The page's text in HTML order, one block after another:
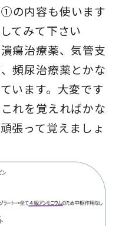
①の内容も使います
てみて下さい
瘍治療薬、気管支
頻尿治療薬とかな
います。大変です
れを覚えればかな
張って覚えましょ